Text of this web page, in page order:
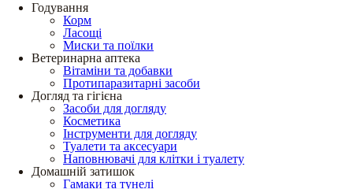
Годування
Корм
Ласощі
Миски та поїлки
Ветеринарна аптека
Вітаміни та добавки
Протипаразитарні засоби
Догляд та гігієна
Засоби для догляду
Косметика
Інструменти для догляду
Туалети та аксесуари
Наповнювачі для клітки і туалету
Домашній затишок
Гамаки та тунелі